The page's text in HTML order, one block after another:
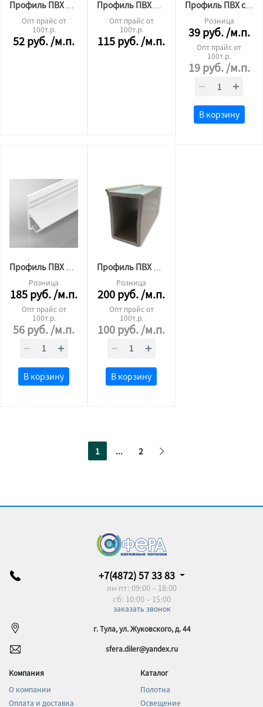
Профиль ПВХ разделительный 2.5м.п.
Опт прайс от
100т.р.
52руб./м.п.
Профиль ПВХ БП 40 евробрус 2.0м
Опт прайс от
100т.р.
115руб./м.п.
Профиль ПВХ стандарт стеновой 2.0м "СФЕРА"
Розница
39руб./м.п.
Опт прайс от
100т.р.
19руб./м.п.
В корзину
Розница
185руб./м.п.
Опт прайс от
100т.р.
56руб./м.п.
В корзину
Розница
200руб./м.п.
Опт прайс от
100т.р.
100руб./м.п.
В корзину
1 ... 2
+7(4872) 57 33 83
пн-пт: 09:00 – 18:00
сб: 10:00 – 15:00
заказать звонок
г. Тула, ул. Жуковского, д. 44
sfera.diler@yandex.ru
Компания
О компании
Оплата и доставка
Каталог
Полотна
Освещение